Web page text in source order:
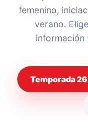
femenino,
verano.
información
Temporada